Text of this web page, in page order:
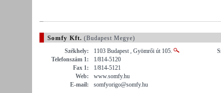
Somfy Kft. (Budapest Megye)
Székhely:
1103 Budapest , Gyömrői út 105.
Telefonszám 1:
1/814-5120
Fax 1:
1/814-5121
Web:
www.somfy.hu
E-mail:
somfyorigo@somfy.hu